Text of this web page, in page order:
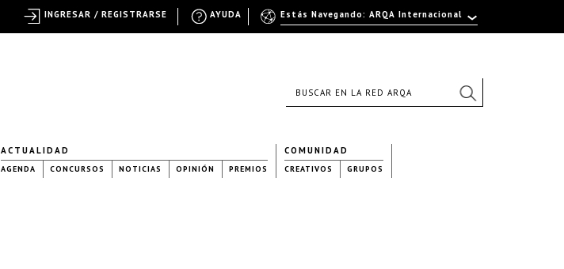
ACTUALIDAD
AGENDA CONCURSOS NOTICIAS OPINIÓN PREMIOS
COMUNIDAD
CREATIVOS GRUPOS
Estás Navegando: ARQA Internacional
AYUDA
INGRESAR / REGISTRARSE